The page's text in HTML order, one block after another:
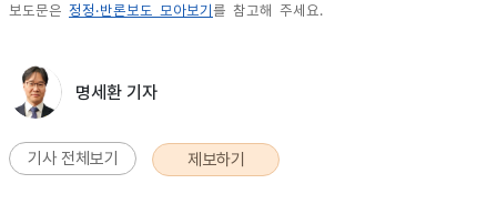
보도문은 정정·반론보도 모아보기 를 참고해 주세요.
명세환 기자
기사 전체보기 제보하기